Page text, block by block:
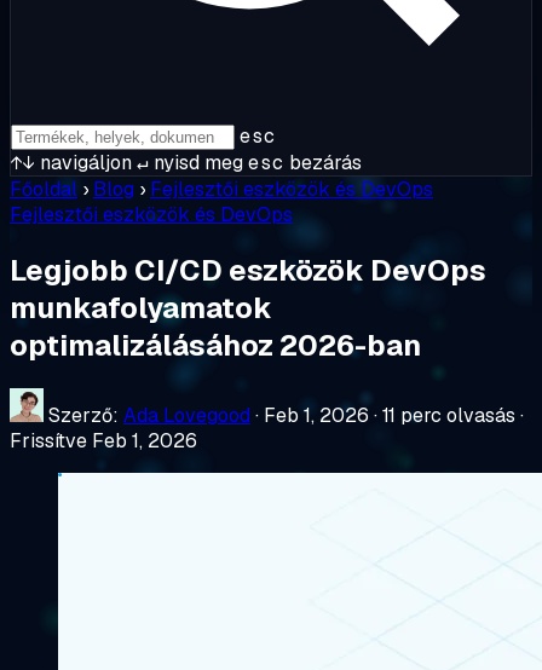
esc
↑↓ navigáljon↵ nyisd megesc bezárás
Főoldal › Blog › Fejlesztői eszközök és DevOps
Fejlesztői eszközök és DevOps
Legjobb CI/CD eszközök DevOps
munkafolyamatok
optimalizálásához 2026-ban
Szerző: Ada Lovegood · Feb 1, 2026 ·11 perc olvasás ·
Frissítve Feb 1, 2026